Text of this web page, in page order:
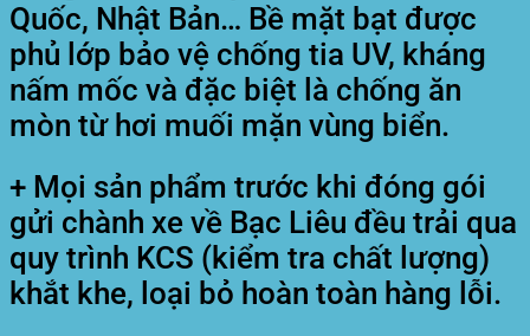
Quốc, Nhật Bản… Bề mặt bạt được
phủ lớp bảo vệ chống tia UV, kháng
nấm mốc và đặc biệt là chống ăn
mòn từ hơi muối mặn vùng biển.
+ Mọi sản phẩm trước khi đóng gói
gửi chành xe về Bạc Liêu đều trải qua
quy trình KCS (kiểm tra chất lượng)
khắt khe, loại bỏ hoàn toàn hàng lỗi.